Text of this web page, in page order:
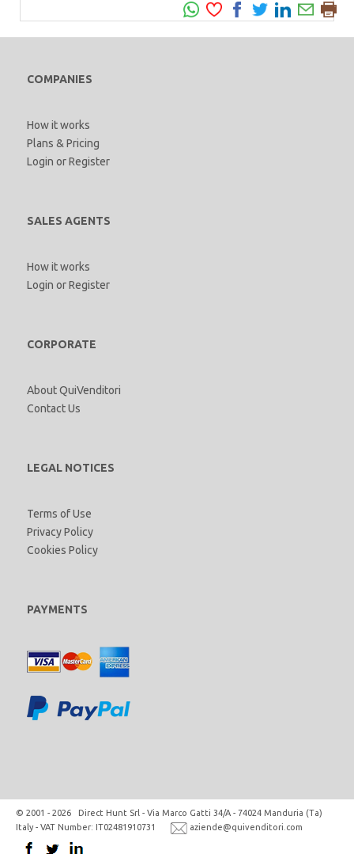
COMPANIES
How it works
Plans & Pricing
Login orRegister
SALES AGENTS
How it works
Login orRegister
CORPORATE
About QuiVenditori
Contact Us
LEGAL NOTICES
Terms of Use
Privacy Policy
Cookies Policy
PAYMENTS
© 2001 - 2026 Direct Hunt Srl - Via Marco Gatti 34/A - 74024 Manduria (Ta)
Italy - VAT Number: IT02481910731
aziende@quivenditori.com